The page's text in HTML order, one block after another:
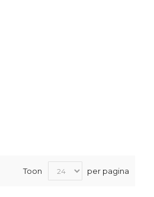
Toon per pagina